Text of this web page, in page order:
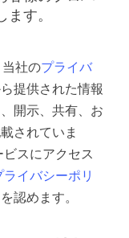
ます。
当社のプライバ
提供された情報
開示、共有、お
されていま
スにアクセス
ライバシーポリ
認めます。